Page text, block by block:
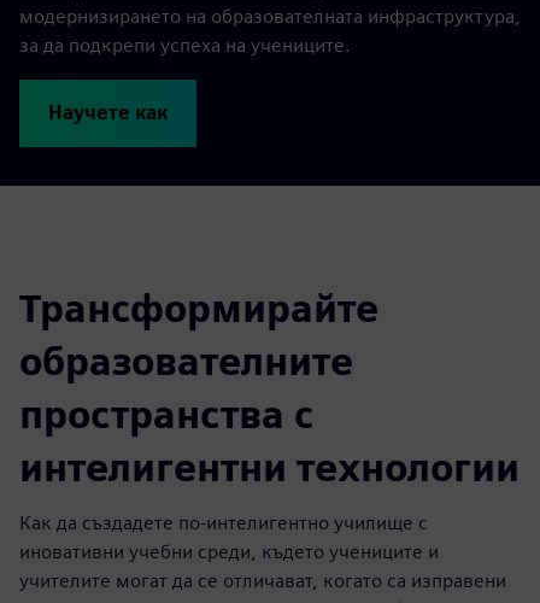
модернизирането на образователната инфраструктура,
за да подкрепи успеха на учениците.
Научете как
Трансформирайте
образователните
пространства с
интелигентни технологии
Как да създадете по-интелигентно училище с
иновативни учебни среди, където учениците и
учителите могат да се отличават, когато са изправени